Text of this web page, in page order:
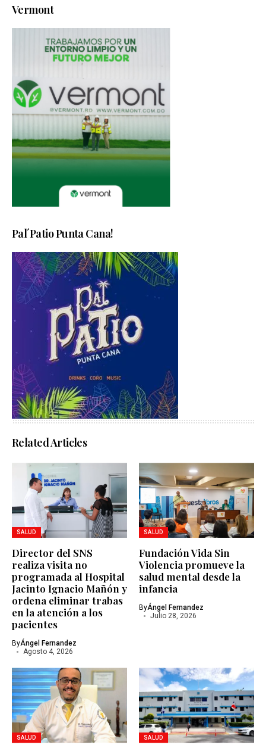
Vermont
Pal´Patio Punta Cana!
Related Articles
SALUD
Director del SNS
realiza visita no
programada al Hospital
Jacinto Ignacio Mañón y
ordena eliminar trabas
en la atención a los
pacientes
ByÁngel Fernandez
Agosto 4, 2026
SALUD
Fundación Vida Sin
Violencia promueve la
salud mental desde la
infancia
ByÁngel Fernandez
Julio 28, 2026
SALUD SALUD